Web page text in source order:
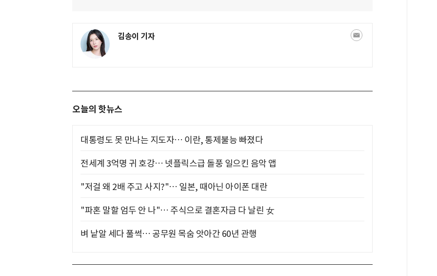
김송이 기자
오늘의 핫뉴스
대통령도 못 만나는 지도자… 이란, 통제불능 빠졌다
전세계 3억명 귀 호강… 넷플릭스급 돌풍 일으킨 음악 앱
"저걸 왜 2배 주고 사지?"… 일본, 때아닌 아이폰 대란
"파혼 말할 엄두 안 나"… 주식으로 결혼자금 다 날린 女
벼 낱알 세다 풀썩… 공무원 목숨 앗아간 60년 관행